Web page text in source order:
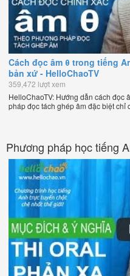
Cách đọc âm θ trong tiếng
bản xứ - HelloChaoTV
359,472 lượt xem
HelloChaoTV: Hướng dẫn cách đọc
pháp đọc tách ghép âm đặc biệt
giới.
Phương pháp học tiếng